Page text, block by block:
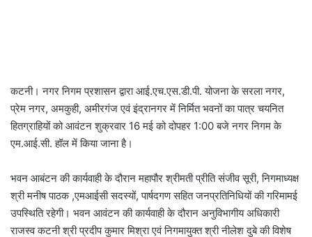
कटनी। नगर निगम प्रशासन द्वारा आई.एच.एस.डी.पी. योजना के सरला नगर,
प्रेम नगर, अमकुही, अमीरगंज एवं इंद्रानगर में निर्मित भवनों का पात्र चयनित
हितग्राहियों को आवंटन शुक्रवार 16 मई को दोपहर 1:00 बजे नगर निगम के
एम.आई.सी. हॉल में किया जाना है।
भवन आबंटन की कार्यवाही के दौरान महापौर श्रीमती प्रीति संजीव सूरी, निगमाध्यक्ष
श्री मनीष पाठक ,एमआईसी सदस्यों, पार्षदगण सहित जनप्रतिनिधियों की गरिमामई
उपस्थिति रहेगी। भवन आवंटन की कार्यवाही के दौरान अनुविभागीय अधिकारी
राजस्व कटनी श्री प्रदीप कुमार मिश्रा एवं निगमायुक्त श्री नीलेश दुबे की विशेष